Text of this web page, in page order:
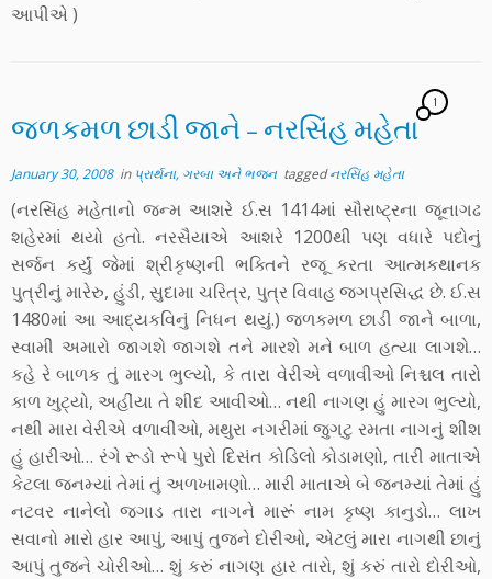
આપીએ )
જળકમળ છાડી જાને – નરસિંહ મહેતા
1
January 30, 2008in પ્રાર્થના, ગરબા અને ભજન taggedનરસિંહ મહેતા
(નરસિંહ મહેતાનો જન્મ આશરે ઈ.સ 1414માં સૌરાષ્ટ્રના જૂનાગઢ
શહેરમાં થયો હતો. નરસૈયાએ આશરે 1200થી પણ વધારે પદોનું
સર્જન કર્યું જેમાં શ્રીકૃષ્ણની ભક્તિને રજૂ કરતા આત્મકથાનક
પુત્રીનું મારેરુ, હુંડી, સુદામા ચરિત્ર, પુત્ર વિવાહ જગપ્રસિદ્ધ છે. ઈ.સ
1480માં આ આદ્યકવિનું નિધન થયું.) જળકમળ છાડી જાને બાળા,
સ્વામી અમારો જાગશે જાગશે તને મારશે મને બાળ હત્યા લાગશે…
કહે રે બાળક તું મારગ ભુલ્યો, કે તારા વેરીએ વળાવીઓ નિશ્ચલ તારો
કાળ ખુટ્યો, અહીંયા તે શીદ આવીઓ… નથી નાગણ હું મારગ ભુલ્યો,
નથી મારા વેરીએ વળાવીઓ, મથુરા નગરીમાં જુગટુ રમતા નાગનું શીશ
હું હારીઓ… રંગે રૂડો રૂપે પુરો દિસંત કોડિલો કોડામણો, તારી માતાએ
કેટલા જનમ્યાં તેમાં તું અળખામણો… મારી માતાએ બે જનમ્યાં તેમાં હું
નટવર નાનેલો જગાડ તારા નાગને મારૂં નામ કૃષ્ણ કાનુડો… લાખ
સવાનો મારો હાર આપું, આપું તુજને દોરીઓ, એટલું મારા નાગથી છાનું
આપું તુજને ચોરીઓ… શું કરું નાગણ હાર તારો, શું કરું તારો દોરીઓ,